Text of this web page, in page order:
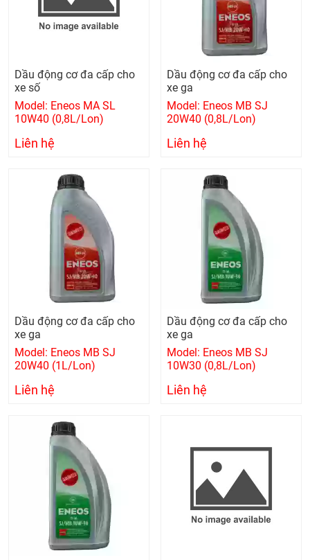
Dầu động cơ đa cấp cho
xe số
Model: Eneos MA SL
10W40 (0,8L/Lon)
Liên hệ
Dầu động cơ đa cấp cho
xe ga
Model: Eneos MB SJ
20W40 (0,8L/Lon)
Liên hệ
Dầu động cơ đa cấp cho
xe ga
Model: Eneos MB SJ
20W40 (1L/Lon)
Liên hệ
Dầu động cơ đa cấp cho
xe ga
Model: Eneos MB SJ
10W30 (0,8L/Lon)
Liên hệ